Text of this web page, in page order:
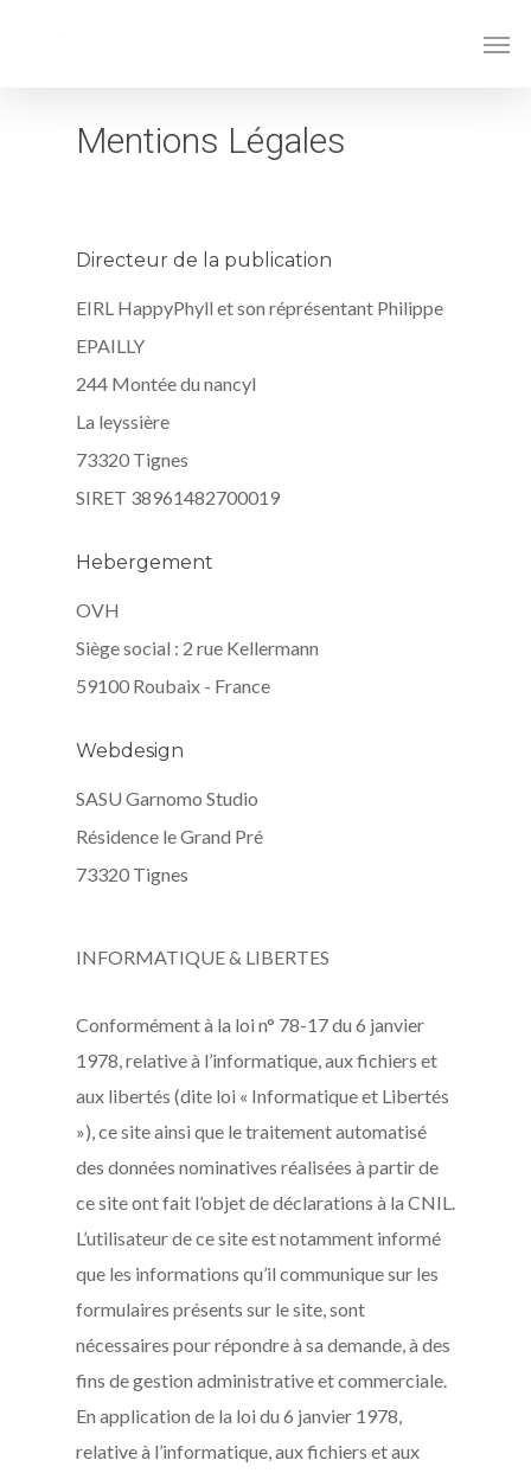
Mentions Légales
Directeur de la publication
EIRL HappyPhyll et son réprésentant Philippe
EPAILLY
244 Montée du nancyl
La leyssière
73320 Tignes
SIRET 38961482700019
Hebergement
OVH
Siège social : 2 rue Kellermann
59100 Roubaix - France
Webdesign
SASU Garnomo Studio
Résidence le Grand Pré
73320 Tignes
INFORMATIQUE & LIBERTES
Conformément à la loi n° 78-17 du 6 janvier
1978, relative à l’informatique, aux fichiers et
aux libertés (dite loi « Informatique et Libertés
»), ce site ainsi que le traitement automatisé
des données nominatives réalisées à partir de
ce site ont fait l’objet de déclarations à la CNIL.
L’utilisateur de ce site est notamment informé
que les informations qu’il communique sur les
formulaires présents sur le site, sont
nécessaires pour répondre à sa demande, à des
fins de gestion administrative et commerciale.
En application de la loi du 6 janvier 1978,
relative à l’informatique, aux fichiers et aux